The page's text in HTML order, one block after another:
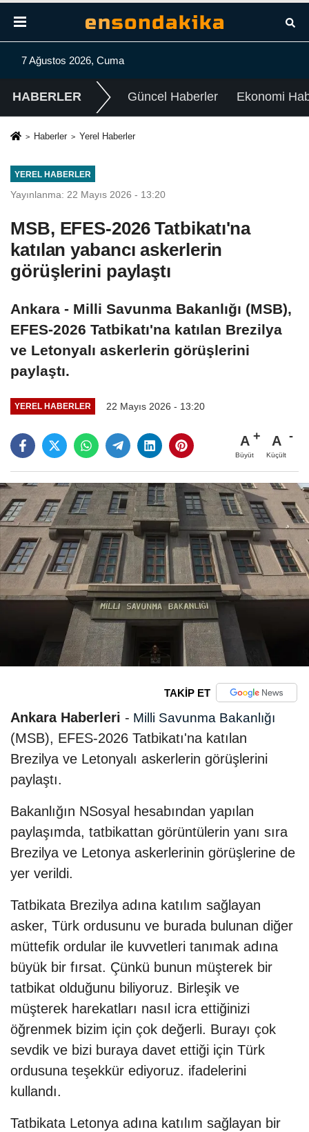
7 Ağustos 2026, Cuma
HABERLER Güncel Haberler Ekonomi
Haberler Yerel Haberler
YEREL HABERLER
Yayınlanma: 22 Mayıs 2026 - 13:20
MSB, EFES-2026 Tatbikatı'na
katılan yabancı askerlerin
görüşlerini paylaştı
Ankara - Milli Savunma Bakanlığı (MSB),
EFES-2026 Tatbikatı'na katılan Brezilya
ve Letonyalı askerlerin görüşlerini
paylaştı.
YEREL HABERLER 22 Mayıs 2026 - 13:20
A
Büyüt
A
Küçült
TAKİP ET
Ankara Haberleri - Milli Savunma Bakanlığı
(MSB), EFES-2026 Tatbikatı'na katılan
Brezilya ve Letonyalı askerlerin görüşlerini
paylaştı.
Bakanlığın NSosyal hesabından yapılan
paylaşımda, tatbikattan görüntülerin yanı sıra
Brezilya ve Letonya askerlerinin görüşlerine de
yer verildi.
Tatbikata Brezilya adına katılım sağlayan
asker, Türk ordusunu ve burada bulunan diğer
müttefik ordular ile kuvvetleri tanımak adına
büyük bir fırsat. Çünkü bunun müşterek bir
tatbikat olduğunu biliyoruz. Birleşik ve
müşterek harekatları nasıl icra ettiğinizi
öğrenmek bizim için çok değerli. Burayı çok
sevdik ve bizi buraya davet ettiği için Türk
ordusuna teşekkür ediyoruz. ifadelerini
kullandı.
Tatbikata Letonya adına katılım sağlayan bir